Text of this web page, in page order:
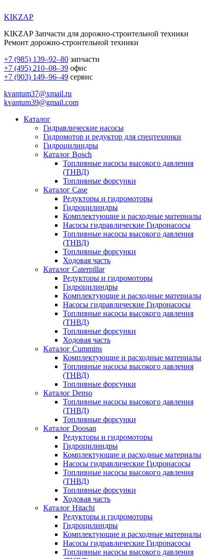
KIKZAP
KIKZAP Запчасти для дорожно-строительной техники
Ремонт дорожно-строительной техники
+7 (985) 139–92–80 запчасти
+7 (495) 210–08–39 офис
+7 (903) 149–96–49 сервис
kvantum37@xmail.ru
kvantum39@gmail.com
Каталог
Гидравлические насосы
Гидромотор и редуктор для спецтехники
Гидроцилиндры
Каталог Bosch
Топливные насосы высокого давления
(ТНВД)
Топливные форсунки
Каталог Case
Редукторы и гидромоторы
Гидроцилиндры
Комплектующие и расходные материалы
Насосы гидравлические Гидронасосы
Топливные насосы высокого давления
(ТНВД)
Топливные форсунки
Ходовая часть
Каталог Caterpillar
Редукторы и гидромоторы
Гидроцилиндры
Комплектующие и расходные материалы
Насосы гидравлические Гидронасосы
Топливные насосы высокого давления
(ТНВД)
Топливные форсунки
Ходовая часть
Каталог Cummins
Комплектующие и расходные материалы
Топливные насосы высокого давления
(ТНВД)
Топливные форсунки
Каталог Denso
Топливные насосы высокого давления
(ТНВД)
Топливные форсунки
Каталог Doosan
Редукторы и гидромоторы
Гидроцилиндры
Комплектующие и расходные материалы
Насосы гидравлические Гидронасосы
Топливные насосы высокого давления
(ТНВД)
Топливные форсунки
Ходовая часть
Каталог Hitachi
Редукторы и гидромоторы
Гидроцилиндры
Комплектующие и расходные материалы
Насосы гидравлические Гидронасосы
Топливные насосы высокого давления